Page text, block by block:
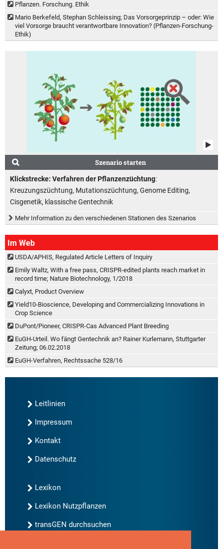
Pflanzen. Forschung. Ethik
Mario Berkefeld, Stephan Schleissing; Das Vorsorgeprinzip – oder: Wie
viel Vorsorge braucht verantwortbare Innovation? (Pflanzen-Forschung-
Ethik)
Szenario starten
Klickstrecke: Verfahren der Pflanzenzüchtung:
Kreuzungszüchtung, Mutationszüchtung, Genome Editing,
Cisgenetik, klassische Gentechnik
Mehr Information zu den verschiedenen Stationen des Szenarios
Im Web
USDA/APHIS, Regulated Article Letters of Inquiry
Emily Waltz, With a free pass, CRISPR-edited plants reach market in
record time; Nature Biotechnology, 1/2018
Calyxt, Product Overview
Yield10-Bioscience, Developing and Commercializing Innovations in
Crop Science
DuPont/Pioneer, CRISPR-Cas Advanced Plant Breeding
EuGH-Urteil. Wo fängt Gentechnik an? Rainer Kurlemann, Stuttgarter
Zeitung; 06.02.2018
EuGH-Verfahren, Rechtssache 528/16
Leitlinien
Impressum
Kontakt
Datenschutz
Lexikon
Lexikon Nutzpflanzen
transGEN durchsuchen